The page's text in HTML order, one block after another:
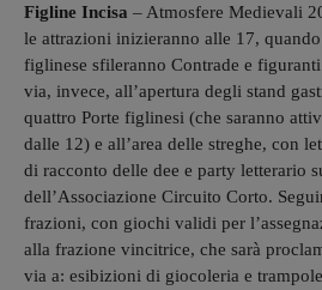
Figline Incisa – Atmosfere Medievali
le attrazioni inizieranno alle 17,
figlinese sfileranno Contrade e
via, invece, all’apertura degli stand
quattro Porte figlinesi (che saranno
dalle 12) e all’area delle streghe, con
di racconto delle dee e party letterario
dell’Associazione Circuito Corto.
frazioni, con giochi validi per
alla frazione vincitrice, che sarà
via a: esibizioni di giocoleria e